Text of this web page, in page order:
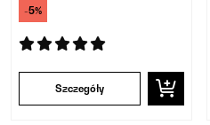
-5%
Szczegóły